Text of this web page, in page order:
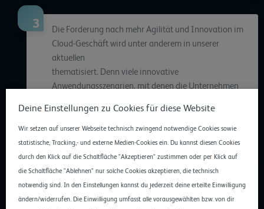
Die Forderung nach mehr Agilität und Innovation im
Cloud-Geschäft wird unter anderem in unserer
aktuellen
thematisiert. Denn viele innovative
Anwendungsszenarien, mit denen die Unternehmen
bauen auf verteilte Cloud-Edge-Infrastrukturen. Über
zentral operierende Cloud-Plattformen allein lässt sich
dies nicht bewerkstelligen.
Deine Einstellungen zu Cookies für diese Website
Wir setzen auf unserer Webseite technisch zwingend notwendige Cookies sowie
statistische, Tracking,- und externe Medien-Cookies ein. Du kannst diesen Cookies
durch den Klick auf die Schaltfläche "Akzeptieren" zustimmen oder per Klick auf
die Schaltfläche "Ablehnen" nur solche Cookies akzeptieren, die technisch
notwendig sind. In den Einstellungen kannst du jederzeit deine erteilte Einwilligung
ändern/widerrufen. Die Einwilligung umfasst alle vorausgewählten bzw. von dir